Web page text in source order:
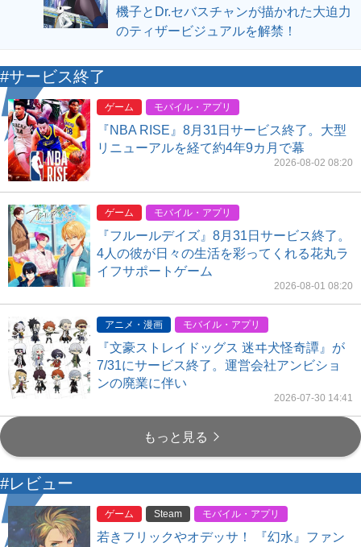
機子とDr.セバスチャンが描かれた大迫力
のティザービジュアルを解禁！
#サービス終了
ゲーム モバイル・アプリ
『NBA RISE』8月31日サービス終了。大型
リニューアルを経て約4年9カ月で幕
2026-08-02 08:20
ゲーム モバイル・アプリ
『フルールデイズ』8月31日サービス終了。
4人の彼が日々の生活を彩ってくれる花丸ラ
イフサポートゲーム
2026-08-01 08:20
アニメ・漫画 モバイル・アプリ
『文豪ストレイドッグス 迷ヰ犬怪奇譚』が
7/31にサービス終了。運営会社アンビショ
ンの廃業に伴い
2026-07-30 14:41
もっと見る
#レビュー
ゲーム Steam モバイル・アプリ
若きフリックやオデッサ！ 『幻水』ファン